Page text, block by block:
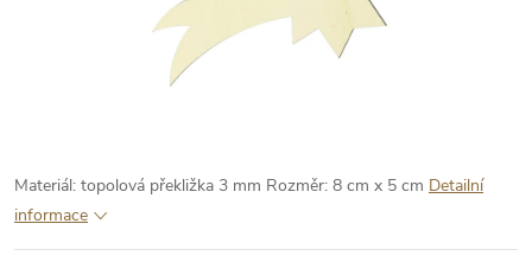
Materiál: topolová překližka 3 mm Rozměr: 8 cm x 5 cm Detailní
informace